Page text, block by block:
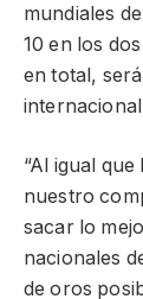
mundiales
10 en los
en total,
“Al igual
nuestro
sacar lo
nacionales
de oros